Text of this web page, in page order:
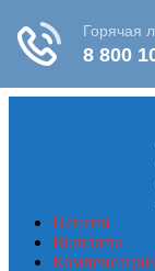
Пенсии
Выплаты
Компенсации